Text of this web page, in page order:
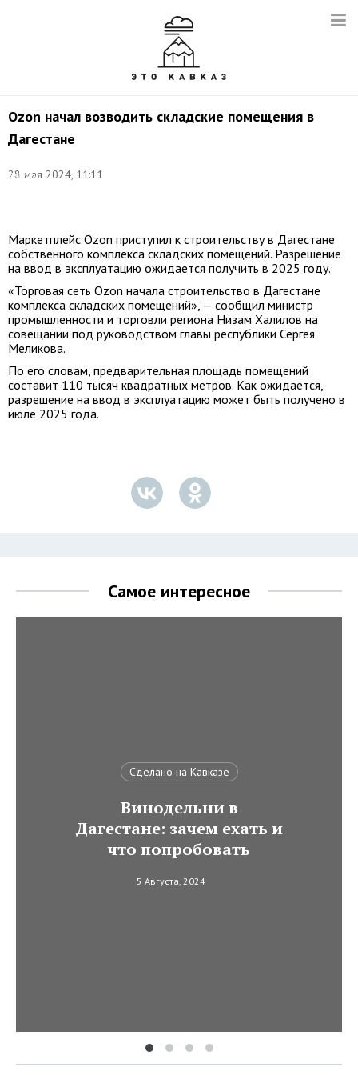
Ozon начал возводить складские помещения в
Дагестане
28 мая 2024, 11:11
Владимир
Маркетплейс Ozon приступил к строительству в Дагестане
собственного комплекса складских помещений. Разрешение
на ввод в эксплуатацию ожидается получить в 2025 году.
«Торговая сеть Ozon начала строительство в Дагестане
комплекса складских помещений», — сообщил министр
промышленности и торговли региона Низам Халилов на
совещании под руководством главы республики Сергея
Меликова.
По его словам, предварительная площадь помещений
составит 110 тысяч квадратных метров. Как ожидается,
разрешение на ввод в эксплуатацию может быть получено в
июле 2025 года.
Самое интересное
Сделано на Кавказе
Винодельни в
Дагестане: зачем ехать и
что попробовать
5 Августа, 2024